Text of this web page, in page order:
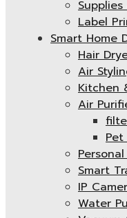
Label
Smart Home
Hair
Air
Kitchen
Air
Smart
IP
Water